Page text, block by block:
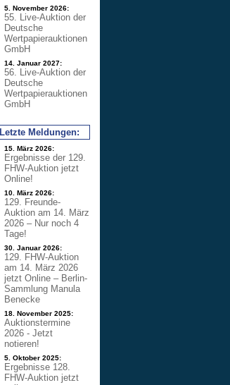
5. November 2026:
55. Live-Auktion der
Deutsche
Wertpapierauktionen
GmbH
14. Januar 2027:
56. Live-Auktion der
Deutsche
Wertpapierauktionen
GmbH
Letzte Meldungen:
15. März 2026:
Ergebnisse der 129.
FHW-Auktion jetzt
Online!
10. März 2026:
129. Freunde-
Auktion am 14. März
2026 – Nur noch 4
Tage!
30. Januar 2026:
129. FHW-Auktion
am 14. März 2026
jetzt Online – Berlin-
Sammlung Manula
Benecke
18. November 2025:
Auktionstermine
2026 - Jetzt
notieren!
5. Oktober 2025:
Ergebnisse 128.
FHW-Auktion jetzt